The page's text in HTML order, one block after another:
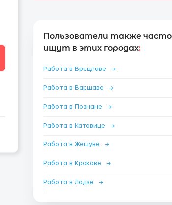
Пользователи также часто
ищут в этих городах:
Работа в Вроцлаве →
Работа в Варшаве →
Работа в Познане →
Работа в Катовице →
Работа в Жешуве →
Работа в Кракове →
Работа в Лодзе →